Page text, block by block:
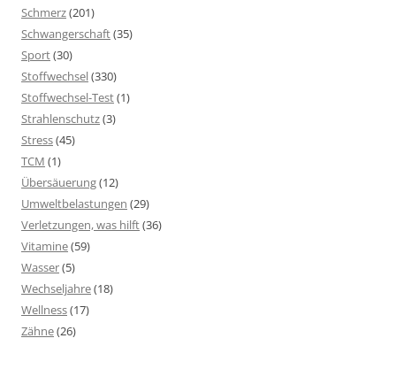
Schmerz(201)
Schwangerschaft(35)
Sport(30)
Stoffwechsel(330)
Stoffwechsel-Test(1)
Strahlenschutz(3)
Stress(45)
TCM (1)
Übersäuerung(12)
Umweltbelastungen (29)
Verletzungen, was hilft(36)
Vitamine(59)
Wasser(5)
Wechseljahre(18)
Wellness(17)
Zähne(26)